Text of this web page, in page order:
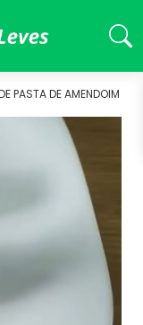
PASTA DE AMENDOIM